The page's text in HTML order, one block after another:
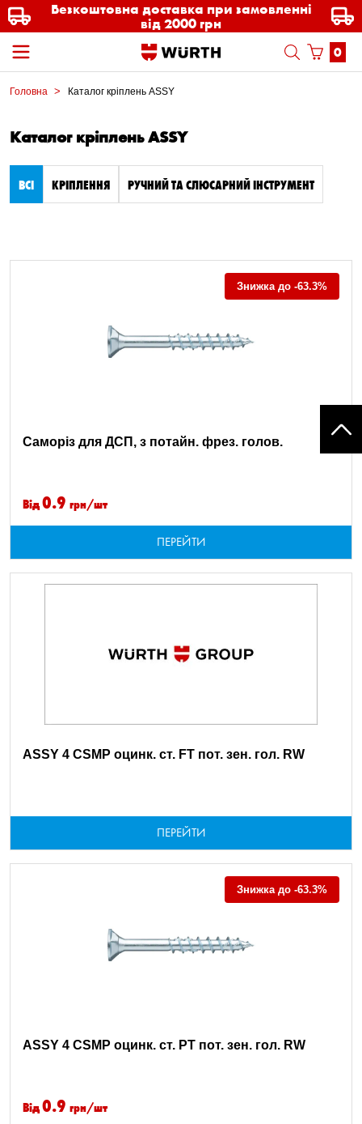
Безкоштовна доставка при замовленні
від 2000 грн
0
Головна Каталог кріплень ASSY
Каталог кріплень ASSY
ВСІ КРІПЛЕННЯ РУЧНИЙ ТА СЛЮСАРНИЙ ІНСТРУМЕНТ
Саморіз для ДСП, з потайн. фрез. голов.
Знижка до -63.3%
Від0.9 грн/шт
ПЕРЕЙТИ
ASSY 4 CSMP оцинк. ст. FT пот. зен. гол. RW
ПЕРЕЙТИ
ASSY 4 CSMP оцинк. ст. PT пот. зен. гол. RW
Знижка до -63.3%
Від0.9 грн/шт